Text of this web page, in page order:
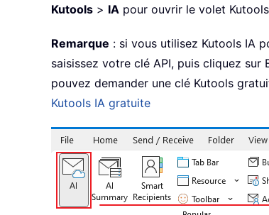
Kutools > IA pour ouvrir le volet
Remarque : si vous utilisez Kutools IA
saisissez votre clé API, puis cliquez sur
pouvez demander une clé Kutools
Kutools IA gratuite